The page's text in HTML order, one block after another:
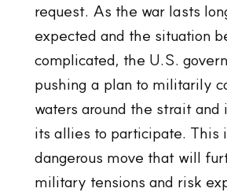
request. As the war lasts
expected and the situation
complicated, the U.S.
pushing a plan to militarily
waters around the strait and
its allies to participate. This
dangerous move that will
military tensions and risk